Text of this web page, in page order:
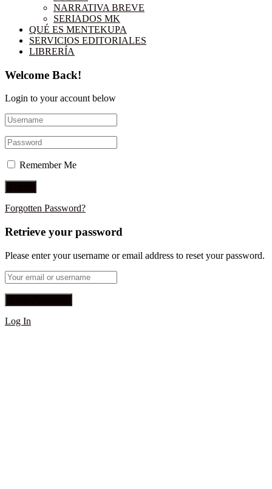
NARRATIVA BREVE
SERIADOS MK
QUÉ ES MENTEKUPA
SERVICIOS EDITORIALES
LIBRERÍA
Welcome Back!
Login to your account below
Remember Me
Forgotten Password?
Retrieve your password
Please enter your username or email address to reset your password.
Log In